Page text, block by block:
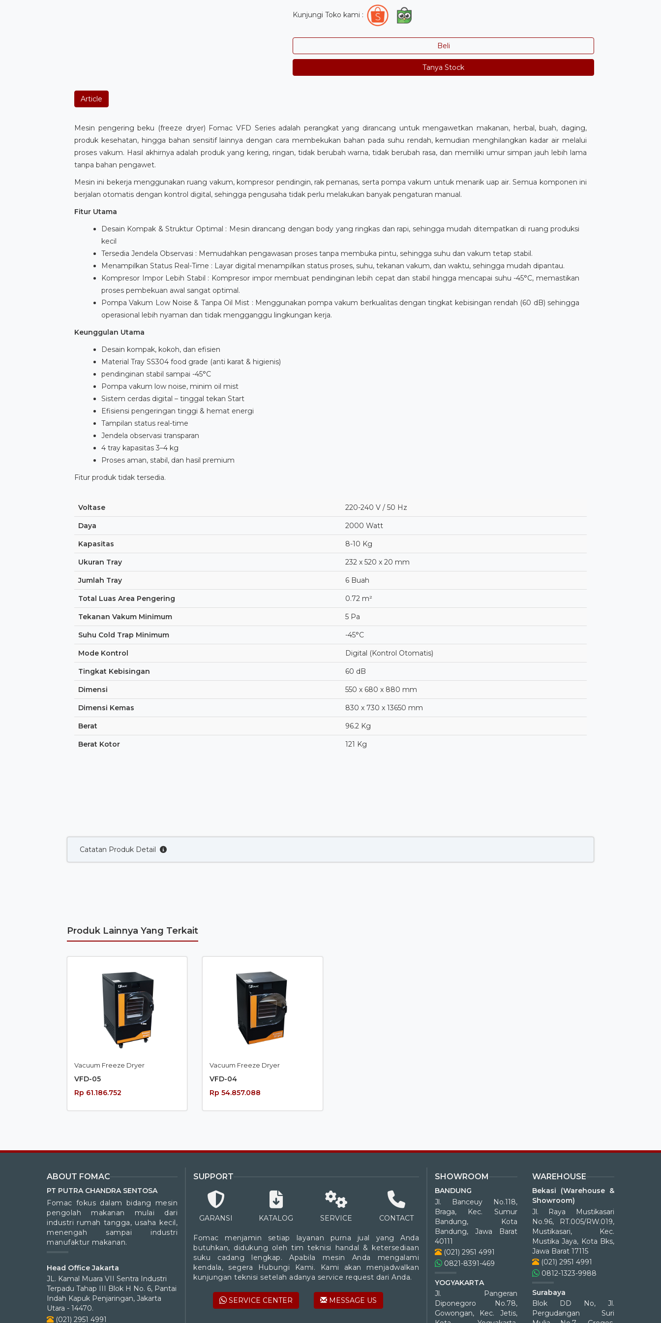
Kunjungi Toko kami :
Beli
Tanya Stock
Article
Mesin pengering beku (freeze dryer) Fomac VFD Series adalah perangkat yang dirancang untuk mengawetkan makanan, herbal, buah, daging,
produk kesehatan, hingga bahan sensitif lainnya dengan cara membekukan bahan pada suhu rendah, kemudian menghilangkan kadar air melalui
proses vakum. Hasil akhirnya adalah produk yang kering, ringan, tidak berubah warna, tidak berubah rasa, dan memiliki umur simpan jauh lebih lama
tanpa bahan pengawet.
Mesin ini bekerja menggunakan ruang vakum, kompresor pendingin, rak pemanas, serta pompa vakum untuk menarik uap air. Semua komponen ini
berjalan otomatis dengan kontrol digital, sehingga pengusaha tidak perlu melakukan banyak pengaturan manual.
Fitur Utama
Desain Kompak & Struktur Optimal : Mesin dirancang dengan body yang ringkas dan rapi, sehingga mudah ditempatkan di ruang produksi
kecil
Tersedia Jendela Observasi : Memudahkan pengawasan proses tanpa membuka pintu, sehingga suhu dan vakum tetap stabil.
Menampilkan Status Real-Time : Layar digital menampilkan status proses, suhu, tekanan vakum, dan waktu, sehingga mudah dipantau.
Kompresor Impor Lebih Stabil : Kompresor impor membuat pendinginan lebih cepat dan stabil hingga mencapai suhu -45°C, memastikan
proses pembekuan awal sangat optimal.
Pompa Vakum Low Noise & Tanpa Oil Mist : Menggunakan pompa vakum berkualitas dengan tingkat kebisingan rendah (60 dB) sehingga
operasional lebih nyaman dan tidak mengganggu lingkungan kerja.
Keunggulan Utama
Desain kompak, kokoh, dan efisien
Material Tray SS304 food grade (anti karat & higienis)
pendinginan stabil sampai -45°C
Pompa vakum low noise, minim oil mist
Sistem cerdas digital – tinggal tekan Start
Efisiensi pengeringan tinggi & hemat energi
Tampilan status real-time
Jendela observasi transparan
4 tray kapasitas 3–4 kg
Proses aman, stabil, dan hasil premium
Fitur produk tidak tersedia.
Voltase 220-240 V / 50 Hz
Daya 2000 Watt
Kapasitas 8-10 Kg
Ukuran Tray 232 x 520 x 20 mm
Jumlah Tray 6 Buah
Total Luas Area Pengering 0.72 m²
Tekanan Vakum Minimum 5 Pa
Suhu Cold Trap Minimum -45°C
Mode Kontrol Digital (Kontrol Otomatis)
Tingkat Kebisingan 60 dB
Dimensi 550 x 680 x 880 mm
Dimensi Kemas 830 x 730 x 13650 mm
Berat 96.2 Kg
Berat Kotor 121 Kg
Catatan Produk Detail
Produk Lainnya Yang Terkait
Vacuum Freeze Dryer
VFD-05
Rp 61.186.752
Vacuum Freeze Dryer
VFD-04
Rp 54.857.088
ABOUT FOMAC
PT PUTRA CHANDRA SENTOSA
Fomac fokus dalam bidang mesin
pengolah makanan mulai dari
industri rumah tangga, usaha kecil,
menengah sampai industri
manufaktur makanan.
Head Office Jakarta
JL. Kamal Muara VII Sentra Industri
Terpadu Tahap III Blok H No. 6, Pantai
Indah Kapuk Penjaringan, Jakarta
Utara - 14470.
(021) 2951 4991
SUPPORT
GARANSI KATALOG SERVICE CONTACT
Fomac menjamin setiap layanan purna jual yang Anda
butuhkan, didukung oleh tim teknisi handal & ketersediaan
suku cadang lengkap. Apabila mesin Anda mengalami
kendala, segera Hubungi Kami. Kami akan menjadwalkan
kunjungan teknisi setelah adanya service request dari Anda.
SERVICE CENTER MESSAGE US
SHOWROOM
BANDUNG
Jl. Banceuy No.118,
Braga, Kec. Sumur
Bandung, Kota
Bandung, Jawa Barat
40111
(021) 2951 4991
0821-8391-469
YOGYAKARTA
Jl. Pangeran
Diponegoro No.78,
Gowongan, Kec. Jetis,
WAREHOUSE
Bekasi (Warehouse &
Showroom)
Jl. Raya Mustikasari
No.96, RT.005/RW.019,
Mustikasari, Kec.
Mustika Jaya, Kota Bks,
Jawa Barat 17115
(021) 2951 4991
0812-1323-9988
Surabaya
Blok DD No, Jl.
Pergudangan Suri